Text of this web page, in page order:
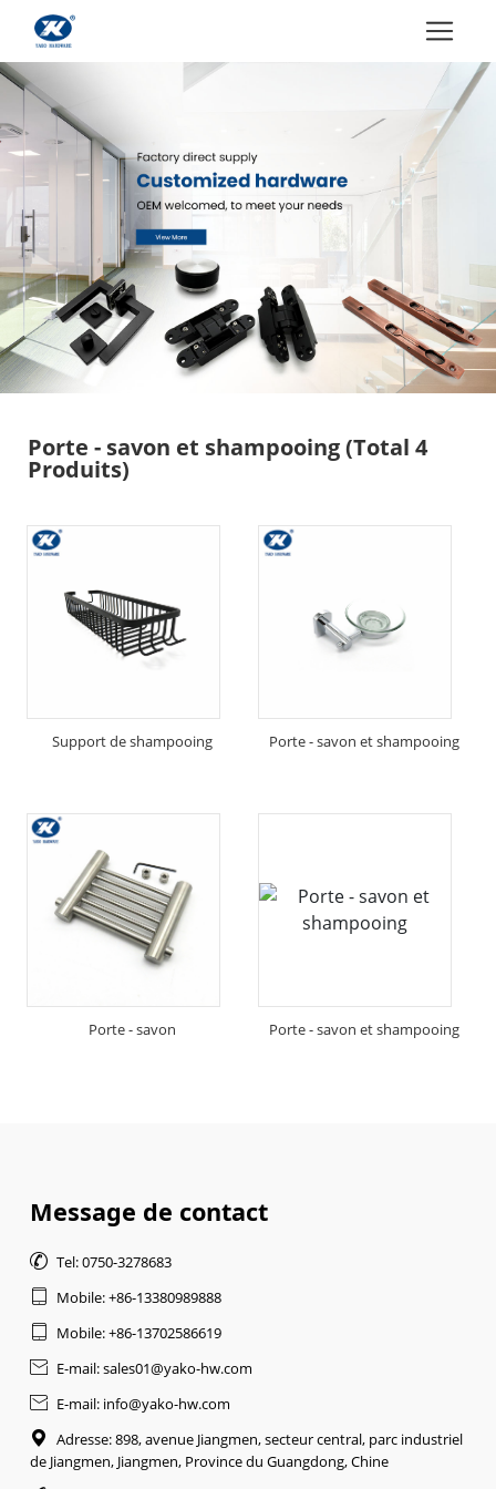
Porte - savon et shampooing(Total 4
Produits)
Support de shampooing Porte - savon et shampooing
Porte - savon Porte - savon et shampooing
Message de contact
 Tel: 0750-3278683
 Mobile: +86-13380989888
 Mobile: +86-13702586619
 E-mail: sales01@yako-hw.com
 E-mail: info@yako-hw.com

Adresse: 898, avenue Jiangmen, secteur central, parc industriel
de Jiangmen, Jiangmen, Province du Guangdong, Chine